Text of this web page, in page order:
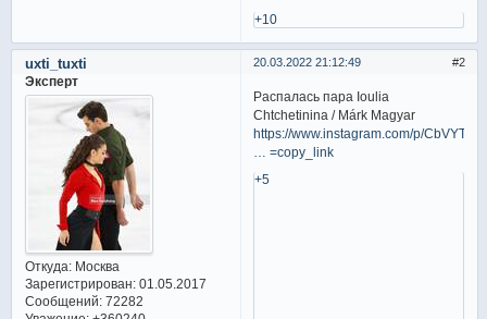
+10
2
20.03.2022 21:12:49
uxti_tuxti
Эксперт
Откуда:Москва
Зарегистрирован: 01.05.2017
Сообщений:72282
Распалась пара Ioulia
Chtchetinina / Márk Magyar
https://www.instagram.com/p/
… =copy_link
+5